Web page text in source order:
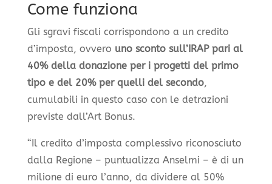
Come funziona
Gli sgravi fiscali corrispondono a un credito
d’imposta, ovvero uno sconto sull’IRAP pari al
40% della donazione per i progetti del primo
tipo e del 20% per quelli del secondo,
cumulabili in questo caso con le detrazioni
previste dall’Art Bonus.
“Il credito d’imposta complessivo riconosciuto
dalla Regione – puntualizza Anselmi – è di un
milione di euro l’anno, da dividere al 50%